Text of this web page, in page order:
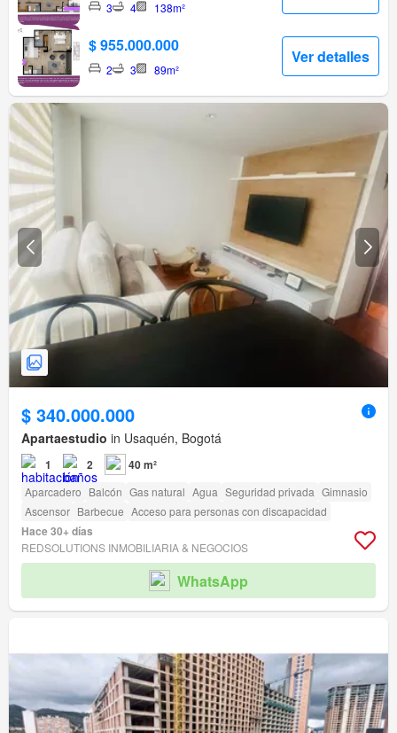
3 4 138m²
$ 955.000.000
2 3 89m²
Ver detalles
$ 340.000.000
Apartaestudio in Usaquén, Bogotá
1 2 40 m²
Aparcadero Balcón Gas natural Agua Seguridad privada Gimnasio
Ascensor Barbecue Acceso para personas con discapacidad
Hace 30+ días
REDSOLUTIONS INMOBILIARIA & NEGOCIOS
WhatsApp